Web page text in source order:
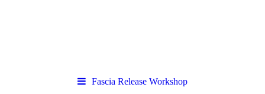
Fascia Release Workshop